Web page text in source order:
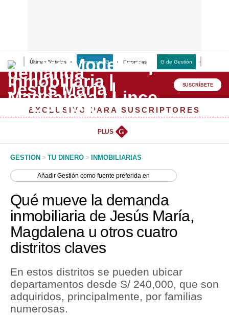
Últimas Noticias Empresas G Empresas G de Gestión
Lo último
Peru Quiosco
Management & Empleo
Perú
Política
Tu Dinero
Finanzas Personales
Inmobiliarias
Plus G
SUSCRÍBETE
EXCLUSIVO PARA SUSCRIPTORES
PLUS G
GESTION > TU DINERO > INMOBILIARIAS
AñadirGestión como fuente preferida en
Qué mueve la demanda
inmobiliaria de Jesús María,
Magdalena u otros cuatro
distritos claves
En estos distritos se pueden ubicar
departamentos desde S/ 240,000, que son
adquiridos, principalmente, por familias
numerosas.